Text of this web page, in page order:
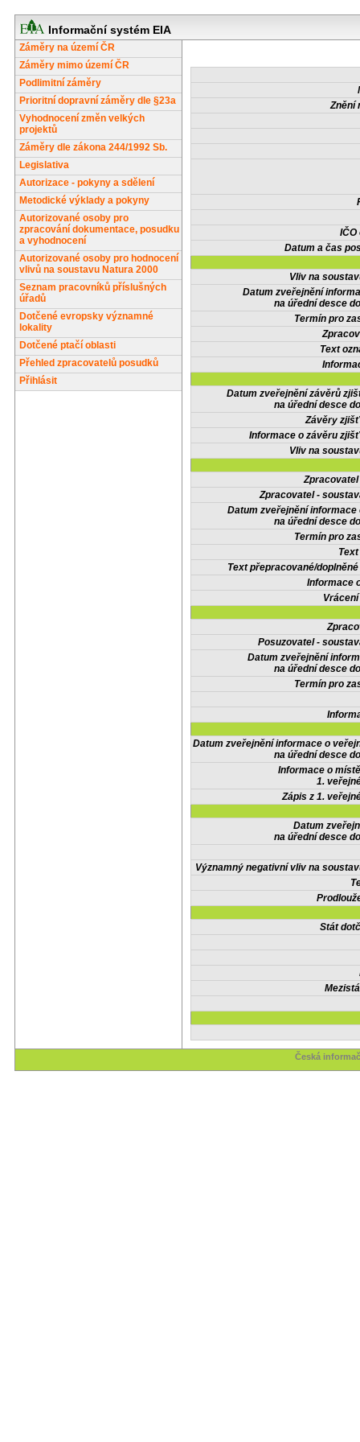
Informační systém EIA
Záměry na území ČR
Záměry mimo území ČR
Podlimitní záměry
Prioritní dopravní záměry dle §23a
Vyhodnocení změn velkých
projektů
Záměry dle zákona 244/1992 Sb.
Legislativa
Autorizace - pokyny a sdělení
Metodické výklady a pokyny
Autorizované osoby pro
zpracování dokumentace, posudku
a vyhodnocení
Autorizované osoby pro hodnocení
vlivů na soustavu Natura 2000
Seznam pracovníků příslušných
úřadů
Dotčené evropsky významné
lokality
Dotčené ptačí oblasti
Přehled zpracovatelů posudků
Přihlásit
Znění
IČO
Datum a čas
Vliv na
Datum zveřejnění
na úřední desce
Termín pro
Text
Datum zveřejnění závěrů
na úřední desce
Závěry
Informace o závěru
Vliv na
Zpracovatel -
Datum zveřejnění informace
na úřední desce
Termín pro
Text přepracované/
Informace
Posuzovatel -
Datum zveřejnění
na úřední desce
Termín pro
Datum zveřejnění informace o
na úřední desce
Informace o
1.
Zápis z 1.
Datum
na úřední desce
Významný negativní vliv na
Stát
Česká